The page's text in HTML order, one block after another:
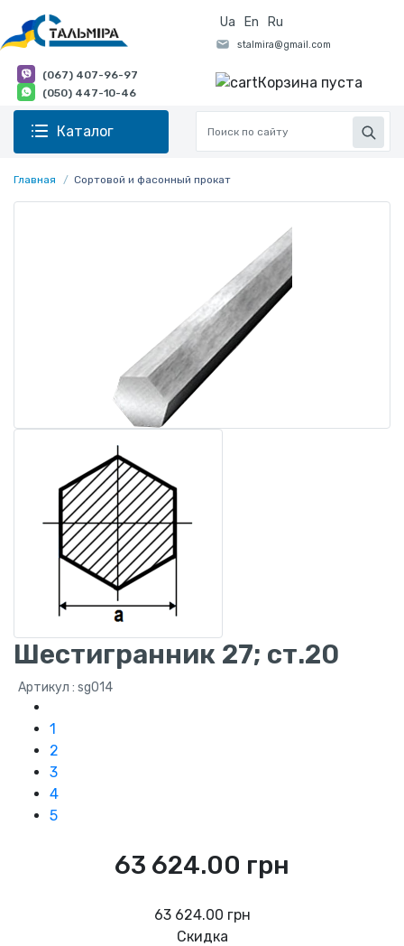
Ua En Ru
(067) 407-96-97
(050) 447-10-46
Корзина пуста
Каталог
Главная Сортовой и фасонный прокат
Шестигранник 27; ст.20
Артикул : sg014
1
2
3
4
5
63 624.00 грн
63 624.00 грн
Скидка